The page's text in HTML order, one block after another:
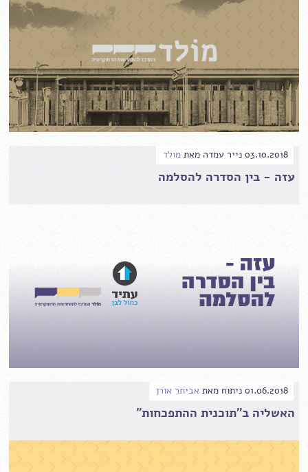
03.10.2018 נייר עמדה מאת מולד
עזה - בין הסדרה להסלמה
01.06.2018 ניתוח מאת אביתר אורן
האשליה ב"תוכנית ההתפכחות"